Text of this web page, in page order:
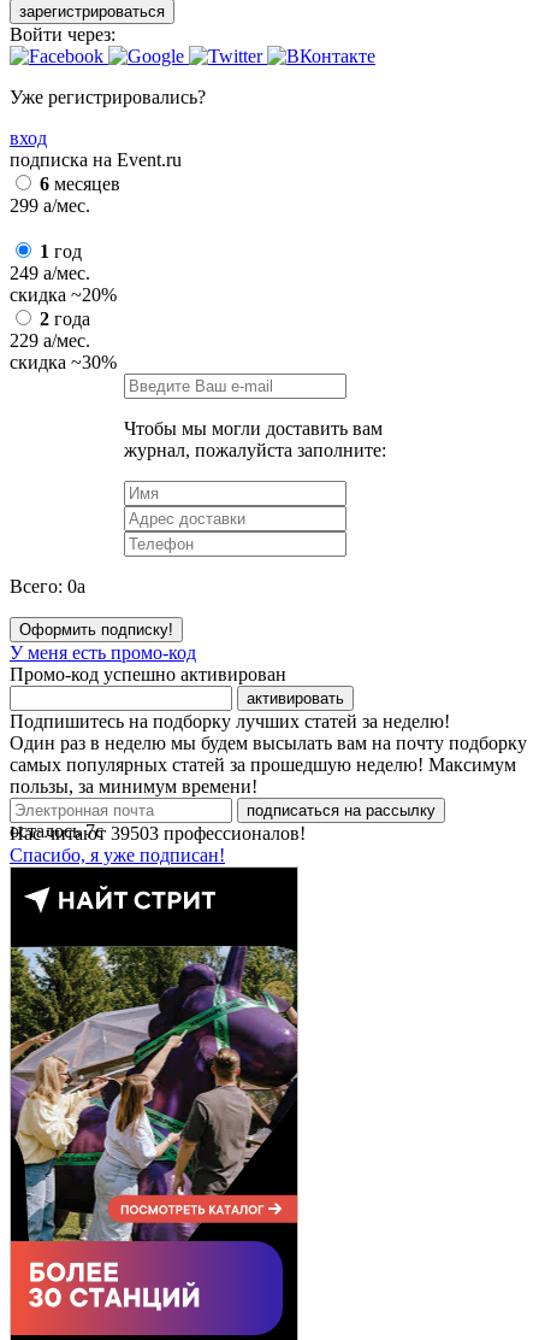
зарегистрироваться
Войти через:
Уже регистрировались?
вход
подписка на Event.ru
6 месяцев
299 a/мес.
1 год
249 a/мес.
скидка ~20%
2 года
229 a/мес.
скидка ~30%
Чтобы мы могли доставить вам
журнал, пожалуйста заполните:
Всего: 0a
Оформить подписку!
У меня есть промо-код
Промо-код успешно активирован
активировать
Подпишитесь на подборку лучших статей за неделю!
Один раз в неделю мы будем высылать вам на почту подборку
самых популярных статей за прошедшую неделю! Максимум
пользы, за минимум времени!
подписаться на рассылку
Нас читают 39503 профессионалов!
Спасибо, я уже подписан!
осталось7с